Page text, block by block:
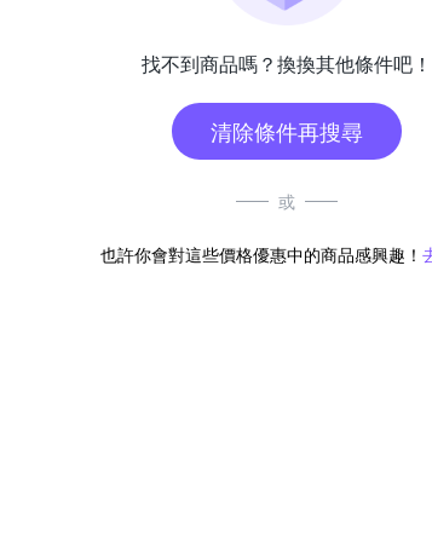
找不到商品嗎？換換其他條件吧！
清除條件再搜尋
或
也許你會對這些價格優惠中的商品感興趣！